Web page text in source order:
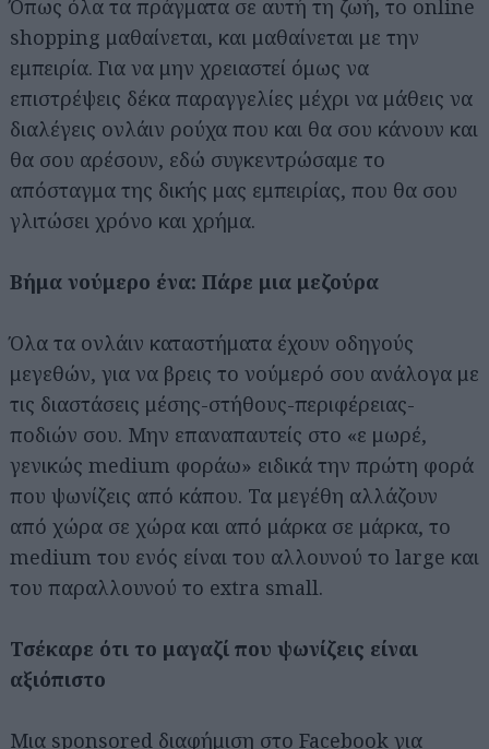
Όπως όλα τα πράγματα σε αυτή τη ζωή, το online
shopping μαθαίνεται, και μαθαίνεται με την
εμπειρία. Για να μην χρειαστεί όμως να
επιστρέψεις δέκα παραγγελίες μέχρι να μάθεις να
διαλέγεις ονλάιν ρούχα που και θα σου κάνουν και
θα σου αρέσουν, εδώ συγκεντρώσαμε το
απόσταγμα της δικής μας εμπειρίας, που θα σου
γλιτώσει χρόνο και χρήμα.
Βήμα νούμερο ένα: Πάρε μια μεζούρα
Όλα τα ονλάιν καταστήματα έχουν οδηγούς
μεγεθών, για να βρεις το νούμερό σου ανάλογα με
τις διαστάσεις μέσης-στήθους-περιφέρειας-
ποδιών σου. Μην επαναπαυτείς στο «ε μωρέ,
γενικώς medium φοράω» ειδικά την πρώτη φορά
που ψωνίζεις από κάπου. Τα μεγέθη αλλάζουν
από χώρα σε χώρα και από μάρκα σε μάρκα, το
medium του ενός είναι του αλλουνού το large και
του παραλλουνού το extra small.
Τσέκαρε ότι το μαγαζί που ψωνίζεις είναι
αξιόπιστο
Μια sponsored διαφήμιση στο Facebook για